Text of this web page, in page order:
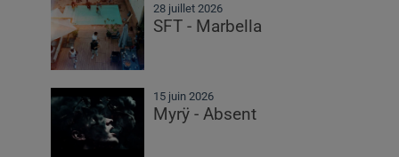
28 juillet 2026
SFT - Marbella
15 juin 2026
Myrÿ - Absent